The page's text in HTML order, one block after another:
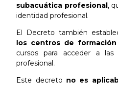
subacuática profesional,
identidad profesional.
El Decreto también
los centros de formación
cursos para acceder a
profesional.
Este decreto no es